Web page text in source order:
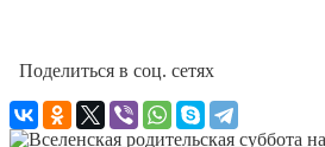
Поделиться в соц. сетях